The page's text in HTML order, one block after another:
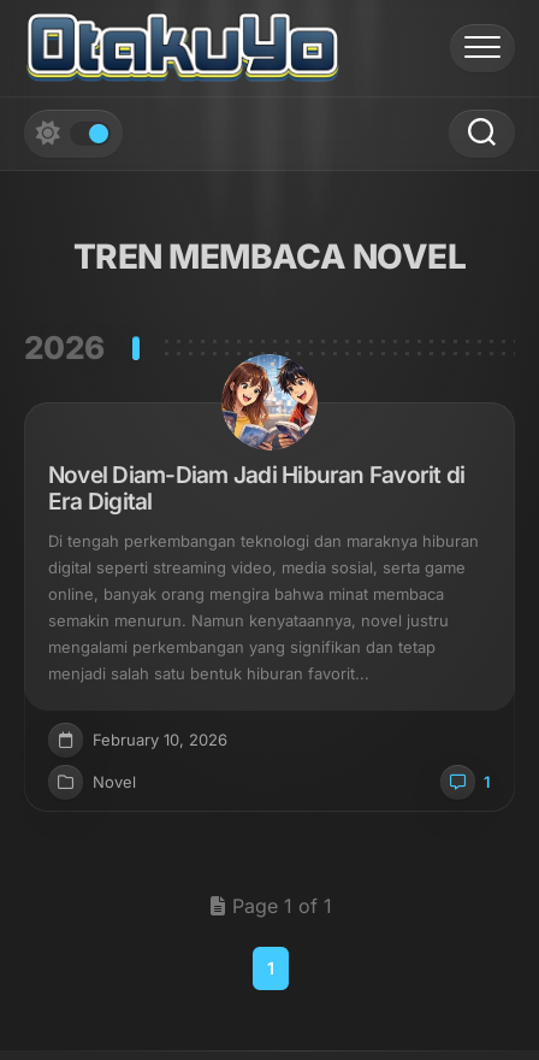
Skip
content
TREN MEMBACA NOVEL
2026
Novel Diam-Diam Jadi Hiburan Favorit di
Era Digital
Di tengah perkembangan teknologi dan maraknya hiburan
digital seperti streaming video, media sosial, serta game
online, banyak orang mengira bahwa minat membaca
semakin menurun. Namun kenyataannya, novel justru
mengalami perkembangan yang signifikan dan tetap
menjadi salah satu bentuk hiburan favorit...
February 10, 2026
Novel 1
Page 1 of 1
1